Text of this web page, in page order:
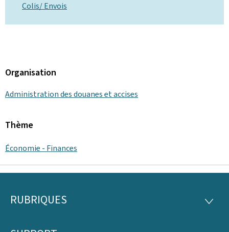
Colis/ Envois
Organisation
Administration des douanes et accises
Thème
Économie - Finances
Pied
RUBRIQUES